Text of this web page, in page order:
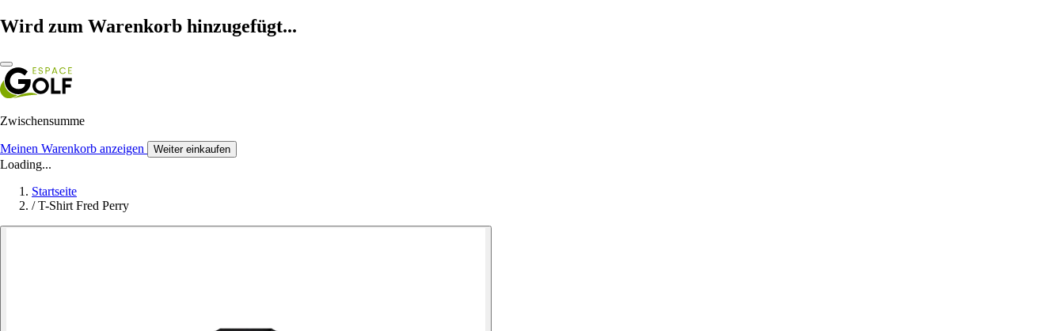
Wird zum Warenkorb hinzugefügt...
Zwischensumme
Meinen Warenkorb anzeigen Weiter einkaufen
Loading...
Startseite
/ T-Shirt Fred Perry